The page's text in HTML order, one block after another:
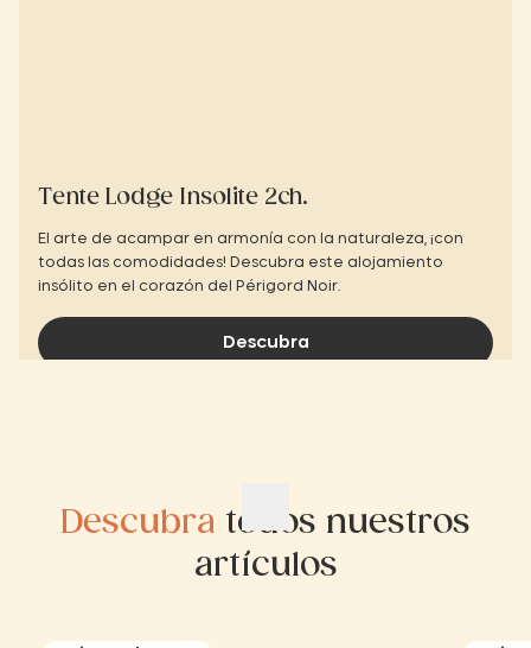
Tente Lodge Insolite 2ch.
El arte de acampar en armonía con la naturaleza, ¡con
todas las comodidades! Descubra este alojamiento
insólito en el corazón del Périgord Noir.
Descubra
Descubra todos nuestros
artículos